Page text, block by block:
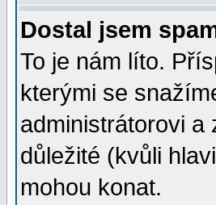
Dostal jsem
To je nám líto.
kterými se
administrátorovi a
důležité (kvůli
mohou konat.